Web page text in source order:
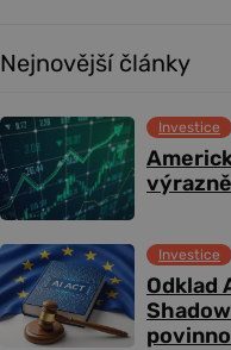
Nejnovější články
Investice
Odklad
Investice